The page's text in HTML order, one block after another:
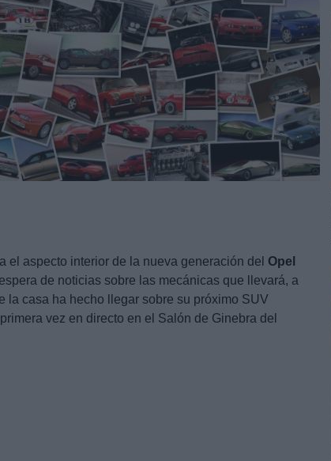
el aspecto interior de la nueva generación del Opel
de noticias sobre las mecánicas que llevará, a
la casa ha hecho llegar sobre su próximo SUV
vez en directo en el Salón de Ginebra del